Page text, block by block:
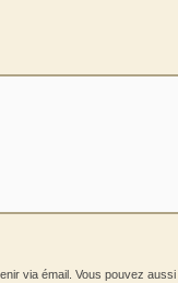
via émail. Vous pouvez aussi